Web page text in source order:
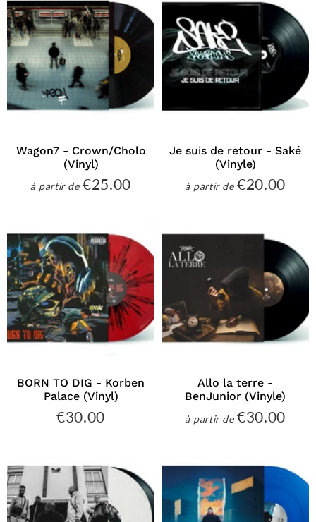
Wagon7 - Crown/Cholo
(Vinyl)
à partir dePrix
€25.00
Je suis de retour - Saké
(Vinyle)
à partir dePrix
€20.00
BORN TO DIG - Korben
Palace (Vinyl)
Prix
€30.00
Allo la terre -
BenJunior (Vinyle)
à partir dePrix
€30.00